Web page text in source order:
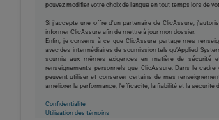
pouvez modifier votre choix de langue en tout temps lors de
Si j'accepte une offre d'un partenaire de ClicAssure,
informer ClicAssure afin de mettre à jour mon dossier.
Enfin, je consens à ce que ClicAssure partage mes
avec des intermédiaires de soumission tels qu’Applied
soumis aux mêmes exigences en matière de sécurité
renseignements personnels que ClicAssure. Dans le cadre
peuvent utiliser et conserver certains de mes
améliorer la performance, l'efficacité, la fiabilité et la sécurité
Confidentialité
Utilisation des témoins